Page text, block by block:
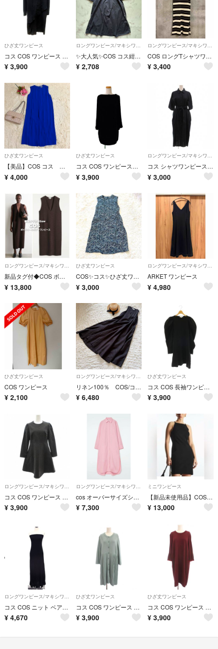
ひざ丈ワンピース
コス COS ワンピース ひざ丈 長袖 XS 黒 ブラック /MN
¥ 3,900
ロングワンピース/マキシワンピース
✨大人気✨COS コス紺 ネイビー 半袖ロングワンピース M HN121
¥ 2,708
ロングワンピース/マキシワンピース
COS ロングTシャツワンピース
¥ 3,400
ひざ丈ワンピース
【美品】COS コス ノースリーブプリーツワンピースドレス ブルー S 32 青
¥ 4,000
ひざ丈ワンピース
コス COS ワンピース長袖 ミニ EUR 38 黒 ブラック
¥ 3,900
ロングワンピース/マキシワンピース
コス シャツワンピース ロング丈 XS 紺 ネイビー 襟付き 半袖
¥ 3,000
ロングワンピース/マキシワンピース
新品タグ付◆COS ボイルミディワンピース ジャンパースカート M サロペット
¥ 13,800
ひざ丈ワンピース
COS✨コス✨ひざ丈ワンピース ノースリーブ✨総柄✨バックデザイン オシャレ34
¥ 3,000
ロングワンピース/マキシワンピース
ARKET ワンピース
¥ 4,980
ひざ丈ワンピース
COS ワンピース
¥ 2,100
リネン100％ COS/コス Aライン ボリュームマキシワンピース ブラック
¥ 6,480
ひざ丈ワンピース
コス COS 長袖ワンピース 異素材切替 ミディ ひざ丈 XS 黒 /HS
¥ 3,900
コス COS ワンピース ウール 36 灰色 グレー 長袖 ラウンドネック
¥ 3,900
cos オーバーサイズシャツワンピース
¥ 7,300
ミニワンピース
【新品未使用品】COS サマーニット ミニワンピース
¥ 13,000
ロングワンピース/マキシワンピース
コス COS ニット ベアトップ ワンピース ロング丈 無地 コットン 綿 黒
¥ 4,670
ひざ丈ワンピース
コス COS ワンピース L 水色 ニット プリーツ 七分袖 ひざ丈 /JP
¥ 3,900
ひざ丈ワンピース
コス COS ワンピース L 赤茶 長袖 プリーツ袖 ひざ丈 /JP
¥ 3,900